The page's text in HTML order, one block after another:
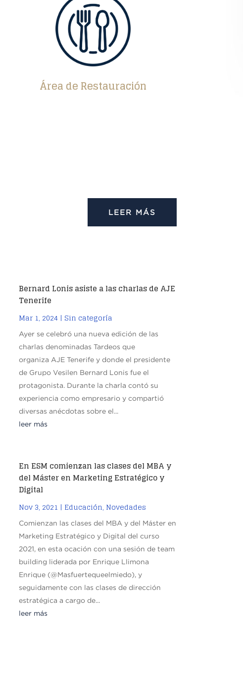
Área de Restauración
LEER MÁS
Bernard Lonis asiste a las charlas de AJE
Tenerife
Mar 1, 2024| Sin categoría
Ayer se celebró una nueva edición de las
charlas denominadas Tardeos que
organiza AJE Tenerife y donde el presidente
de Grupo Vesilen Bernard Lonis fue el
protagonista. Durante la charla contó su
experiencia como empresario y compartió
diversas anécdotas sobre el...
leer más
En ESM comienzan las clases del MBA y
del Máster en Marketing Estratégico y
Digital
Nov 3, 2021 | Educación, Novedades
Comienzan las clases del MBA y del Máster en
Marketing Estratégico y Digital del curso
2021, en esta ocación con una sesión de team
building liderada por Enrique Llimona
Enrique (@Masfuertequeelmiedo), y
seguidamente con las clases de dirección
estratégica a cargo de...
leer más